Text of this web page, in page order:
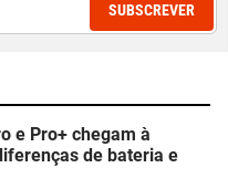
SUBSCREVER
e Pro+ chegam à
de bateria e